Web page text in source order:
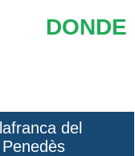
DONDE
del
Penedès